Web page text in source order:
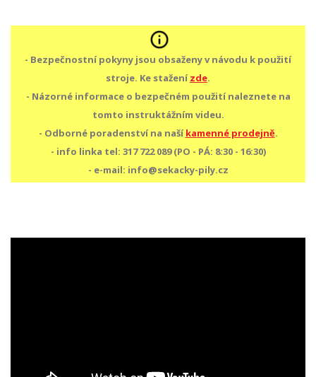
- Bezpečnostní pokyny jsou obsaženy v návodu k použití
stroje. Ke staženízde.
- Názorné informace o bezpečném použití naleznete na
tomto instruktážním videu.
- Odborné poradenství na našíkamenné prodejně.
- info linka tel: 317 722 089 (PO - PÁ: 8:30 - 16:30)
- e-mail: info@sekacky-pily.cz